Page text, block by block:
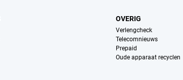
OVERIG
Verlengcheck
Telecomnieuws
Prepaid
Oude apparaat recyclen